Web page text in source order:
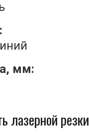
мм:
лазерной резки